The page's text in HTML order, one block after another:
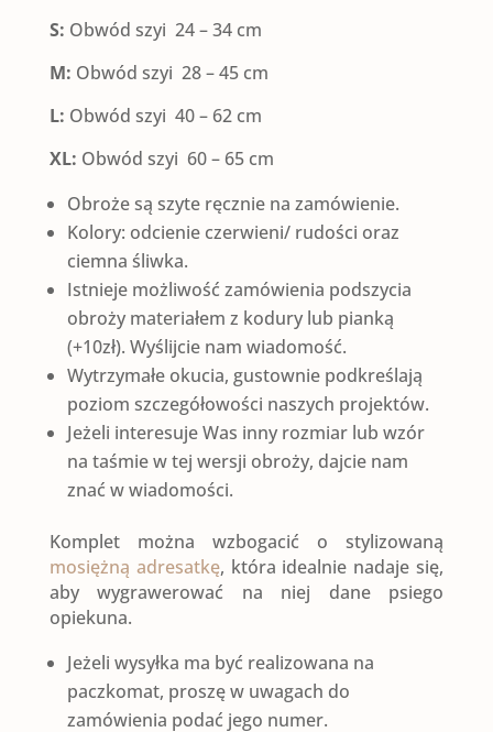
S: Obwód szyi 24 – 34 cm
M: Obwód szyi 28 – 45 cm
L: Obwód szyi 40 – 62 cm
XL: Obwód szyi 60 – 65 cm
Obroże są szyte ręcznie na zamówienie.
Kolory: odcienie czerwieni/ rudości oraz
ciemna śliwka.
Istnieje możliwość zamówienia podszycia
obroży materiałem z kodury lub pianką
(+10zł). Wyślijcie nam wiadomość.
Wytrzymałe okucia, gustownie podkreślają
poziom szczegółowości naszych projektów.
Jeżeli interesuje Was inny rozmiar lub wzór
na taśmie w tej wersji obroży, dajcie nam
znać w wiadomości.
Komplet można wzbogacić o stylizowaną
mosiężną adresatkę, która idealnie nadaje się,
aby wygrawerować na niej dane psiego
opiekuna.
Jeżeli wysyłka ma być realizowana na
paczkomat, proszę w uwagach do
zamówienia podać jego numer.